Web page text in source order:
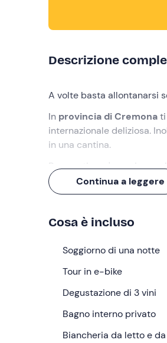
Descrizione
A volte basta allontanarsi
In provincia di Cremonati
internazionale deliziosa.
in una cantina.
Preparati a un'esperienza
Cosa faremo
L'appuntamento è presso l'
ore 11:00 e fino alle 12:30
Soggiornerete in una
condizionata/
dotata di un'ampia vasca
prendisole.
Poco dopo il vostro arrivo
Continua a leggere
Cosa è incluso
Soggiorno di una notte
Tour in e-bike
Degustazione di 3 vini
Bagno interno privato
Biancheria da letto e